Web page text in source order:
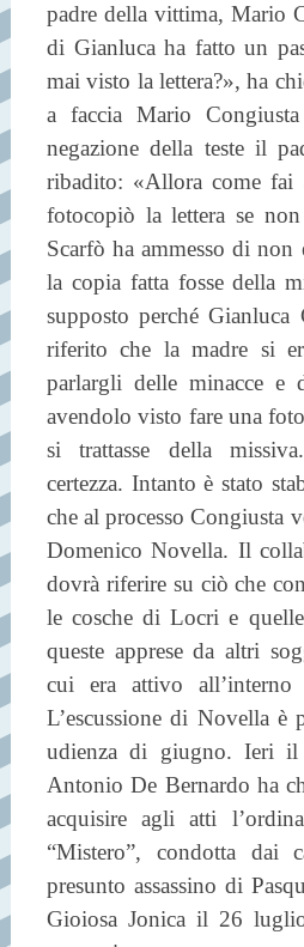
padre della vittima, Mario
di Gianluca ha fatto un
mai visto la lettera?», ha
a faccia Mario
negazione della teste il
ribadito: «Allora come fai
fotocopiò la lettera se
Scarfò ha ammesso di non
la copia fatta fosse della
supposto perché
riferito che la madre si
parlargli delle minacce e
avendolo visto fare una
si trattasse della
certezza. Intanto è stato
che al processo Congiusta
Domenico Novella. Il
dovrà riferire su ciò che
le cosche di Locri e
queste apprese da altri
cui era attivo all’interno
L’escussione di Novella è
udienza di giugno. Ieri il
Antonio De Bernardo ha
acquisire agli atti
“Mistero”, condotta dai
presunto assassino di
Gioiosa Jonica il 26